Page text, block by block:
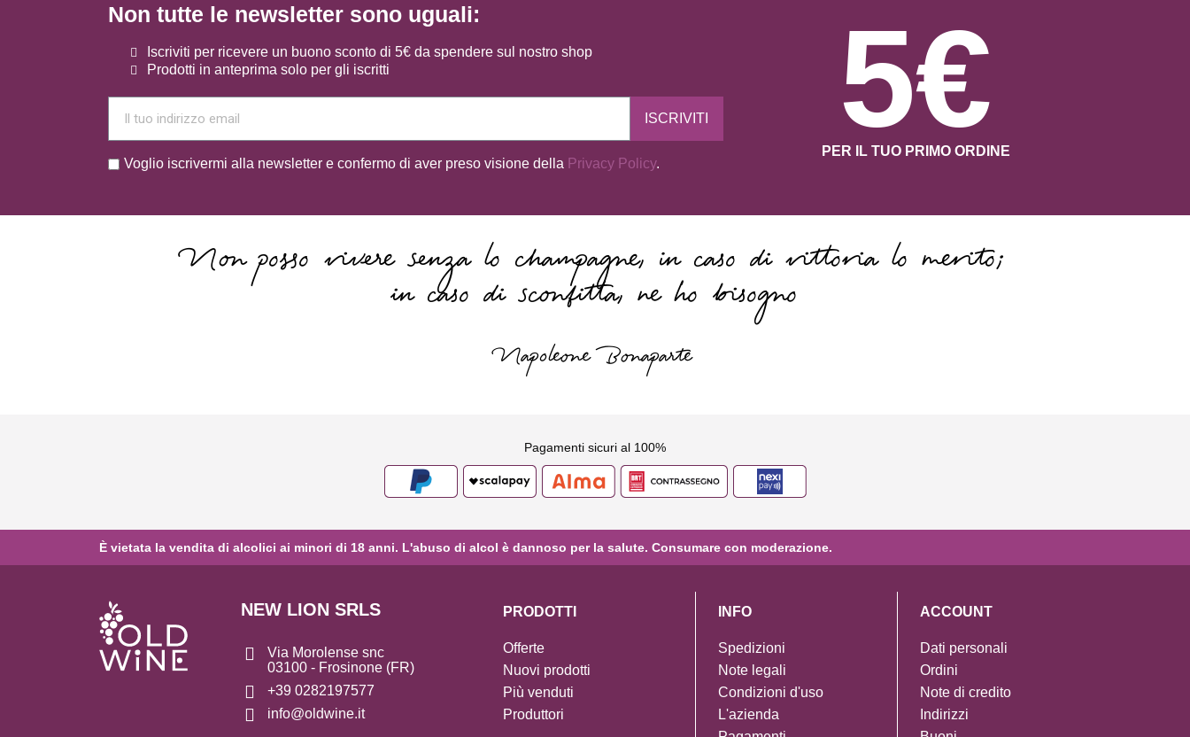
Non tutte le newsletter sono uguali:
Iscriviti per ricevere un buono sconto di 5€ da spendere sul nostro shop
Prodotti in anteprima solo per gli iscritti
ISCRIVITI
Voglio iscrivermi alla newsletter e confermo di aver preso visione della Privacy Policy.
5€
PER IL TUO PRIMO ORDINE
Non posso vivere senza lo champagne, in caso di vittoria lo merito;
in caso di sconfitta, ne ho bisogno
Napoleone Bonaparte
Pagamenti sicuri al 100%
È vietata la vendita di alcolici ai minori di 18 anni. L'abuso di alcol è dannoso per la salute. Consumare con moderazione.
NEW LION SRLS
Via Morolense snc
03100 - Frosinone (FR)
+39 0282197577
info@oldwine.it
PRODOTTI
Offerte
Nuovi prodotti
Più venduti
Produttori
INFO
Spedizioni
Note legali
Condizioni d'uso
L'azienda
ACCOUNT
Dati personali
Ordini
Note di credito
Indirizzi